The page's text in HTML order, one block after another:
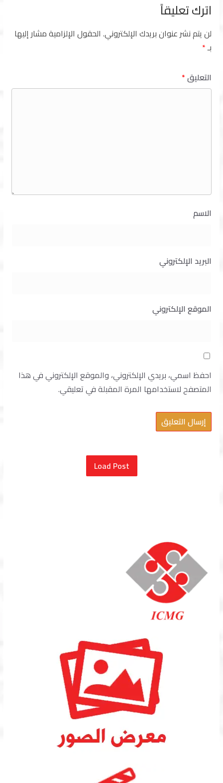
اترك تعليقاً
لن يتم نشر عنوان بريدك الإلكتروني. الحقول الإلزامية مشار إليها
بـ*
التعليق*
الاسم
البريد الإلكتروني
الموقع الإلكتروني
احفظ اسمي، بريدي الإلكتروني، والموقع الإلكتروني في هذا
المتصفح لاستخدامها المرة المقبلة في تعليقي.
Load Post